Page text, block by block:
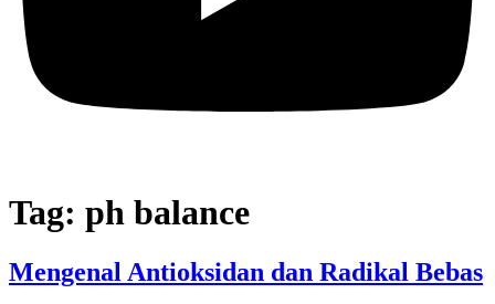
Tag: ph balance
Mengenal Antioksidan dan Radikal Bebas